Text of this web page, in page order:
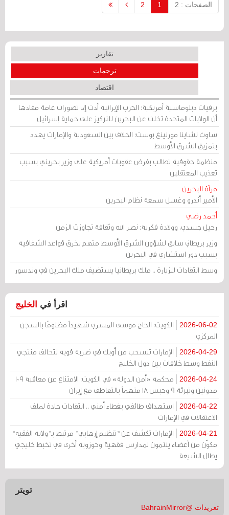
الصفحات : 2 1
2
تقارير
ترجمات
اقتصاد
برقيات دبلوماسية أمريكية: الحرب الإيرانية أدت إلى تصورات عامة مفادها
أن الولايات المتحدة تخلت عن البحرين للتركيز على حماية إسرائيل
ساوث تشاينا مورنينغ بوست: الخلاف بين السعودية والإمارات يهدد
بتمزيق الشرق الأوسط
منظمة حقوقية تطالب بفرض عقوبات أمريكية على وزير بحريني بسبب
تعذيب المعتقلين
مرآة البحرين
الأمير أندرو وغسل سمعة نظام البحرين
أحمد رضي
رحيل جسدي، وولادة فكرية: نصر الله وثقافة تجاوزت الزمن
وزير بريطاني سابق لشؤون الشرق الأوسط متهم بخرق قواعد الشفافية
بسبب دور استشاري في البحرين
وسط انتقادات للزيارة .. ملك بريطانيا يستضيف ملك البحرين في وندسور
اقرأ في الخليج
2026-06-02
الكويت: الحاج موسى المسري شهيداً مظلومًا بالسجن
المركزي
2026-04-29
الإمارات تنسحب من أوبك في ضربة قوية لتحالف منتجي
النفط وسط خلافات بين دول الخليج
2026-04-24
محكمة «أمن الدولة» في الكويت: الامتناع عن معاقبة 109
مدونين وتبرئة 9 وحبس 18 متهماً بالتعاطف مع إيران
2026-04-22
استهداف طائفي بغطاء أمني .. انتقادات حادة لملف
الاعتقالات في الإمارات
2026-04-21
الإمارات تكشف عن "تنظيم إرهابي" مرتبط بـ"ولاية الفقيه"
مكوّن من أعضاء ينتمون لمدارس فقهية وحوزوية أخرى في تخبط خليجي
يطال الشيعة
تويتر
تغريدات @BahrainMirror